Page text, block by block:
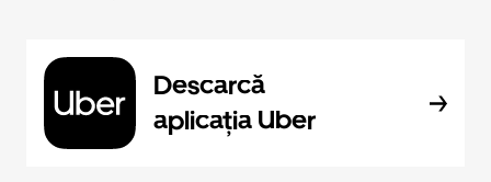
Descarcă
aplicația Uber